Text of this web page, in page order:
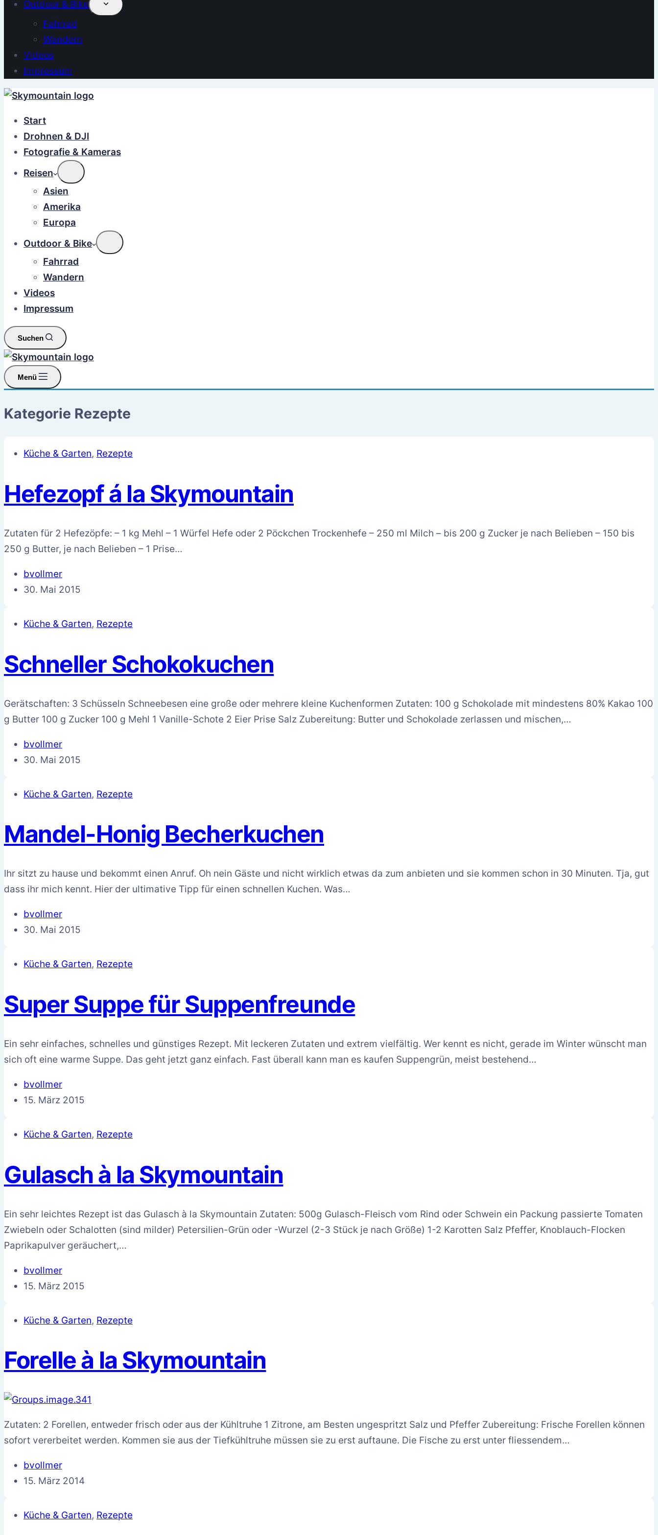
Outdoor & Bike
Fahrrad
Wandern
Videos
Impressum
Start
Drohnen & DJI
Fotografie & Kameras
Reisen
Asien
Amerika
Europa
Outdoor & Bike
Fahrrad
Wandern
Videos
Impressum
Suchen
Menü
Kategorie Rezepte
Küche & Garten, Rezepte
Hefezopf á la Skymountain
Zutaten für 2 Hefezöpfe: – 1 kg Mehl – 1 Würfel Hefe oder 2 Pöckchen Trockenhefe – 250 ml Milch – bis 200 g Zucker je nach Belieben – 150 bis
250 g Butter, je nach Belieben – 1 Prise…
bvollmer
30. Mai 2015
Küche & Garten, Rezepte
Schneller Schokokuchen
Gerätschaften: 3 Schüsseln Schneebesen eine große oder mehrere kleine Kuchenformen Zutaten: 100 g Schokolade mit mindestens 80% Kakao 100
g Butter 100 g Zucker 100 g Mehl 1 Vanille-Schote 2 Eier Prise Salz Zubereitung: Butter und Schokolade zerlassen und mischen,…
bvollmer
30. Mai 2015
Küche & Garten, Rezepte
Mandel-Honig Becherkuchen
Ihr sitzt zu hause und bekommt einen Anruf. Oh nein Gäste und nicht wirklich etwas da zum anbieten und sie kommen schon in 30 Minuten. Tja, gut
dass ihr mich kennt. Hier der ultimative Tipp für einen schnellen Kuchen. Was…
bvollmer
30. Mai 2015
Küche & Garten, Rezepte
Super Suppe für Suppenfreunde
Ein sehr einfaches, schnelles und günstiges Rezept. Mit leckeren Zutaten und extrem vielfältig. Wer kennt es nicht, gerade im Winter wünscht man
sich oft eine warme Suppe. Das geht jetzt ganz einfach. Fast überall kann man es kaufen Suppengrün, meist bestehend…
bvollmer
15. März 2015
Küche & Garten, Rezepte
Gulasch à la Skymountain
Ein sehr leichtes Rezept ist das Gulasch à la Skymountain Zutaten: 500g Gulasch-Fleisch vom Rind oder Schwein ein Packung passierte Tomaten
Zwiebeln oder Schalotten (sind milder) Petersilien-Grün oder -Wurzel (2-3 Stück je nach Größe) 1-2 Karotten Salz Pfeffer, Knoblauch-Flocken
Paprikapulver geräuchert,…
bvollmer
15. März 2015
Küche & Garten, Rezepte
Forelle à la Skymountain
Zutaten: 2 Forellen, entweder frisch oder aus der Kühltruhe 1 Zitrone, am Besten ungespritzt Salz und Pfeffer Zubereitung: Frische Forellen können
sofort vererbeitet werden. Kommen sie aus der Tiefkühltruhe müssen sie zu erst auftaune. Die Fische zu erst unter fliessendem…
bvollmer
15. März 2014
Küche & Garten, Rezepte